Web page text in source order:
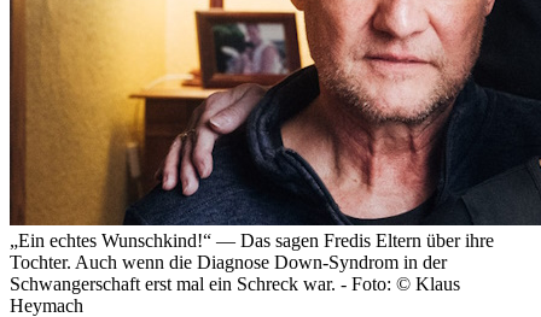
„Ein echtes Wunschkind!“ — Das sagen Fredis Eltern über ihre
Tochter. Auch wenn die Diagnose Down-Syndrom in der
Schwangerschaft erst mal ein Schreck war. - Foto: © Klaus
Heymach